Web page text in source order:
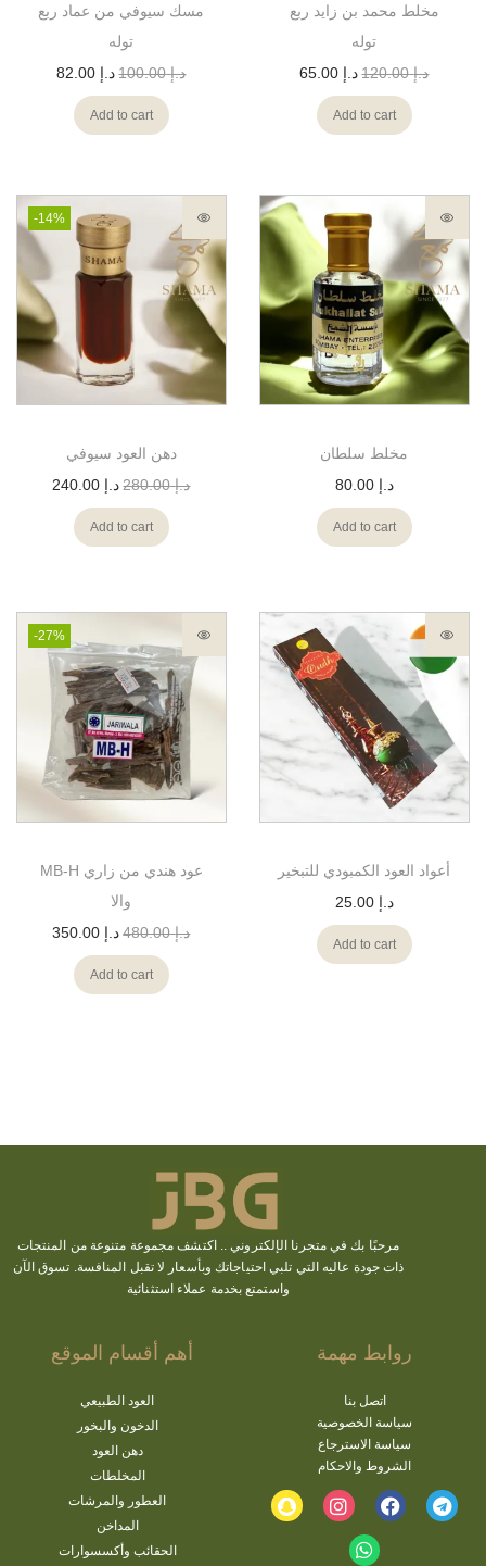
مسك سيوفي من عماد ربع
توله
د.إ100.00 د.إ
Add to cart
مخلط محمد بن زايد ربع
توله
د.إ120.00 د.إ
Add to cart
-14%
دهن العود سيوفي
د.إ280.00 د.إ
Add to cart
مخلط سلطان
د.إ 80.00
Add to cart
-27%
MB-H عود هندي من زاري
والا
د.إ480.00 د.إ
Add to cart
أعواد العود الكمبودي للتبخير
د.إ 25.00
Add to cart
مرحبًا بك في متجرنا الإلكتروني .. اكتشفمجموعة متنوعة من المنتجات
ذات جودة عاليه التي تلبي احتياجاتك وبأسعار لا تقبل المنافسة. تسوق الآن
واستمتع بخدمة عملاء استثنائية
أهم أقسام الموقع
العود الطبيعي
الدخون والبخور
دهن العود
المخلطات
العطور والمرشات
المداخن
الحقائب وأكسسوارات
روابط مهمة
اتصل بنا
سياسة الخصوصية
سياسة الاسترجاع
الشروط والاحكام